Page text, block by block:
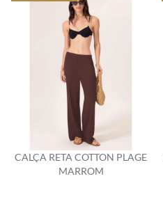
CALÇA RETA COTTON PLAGE
MARROM